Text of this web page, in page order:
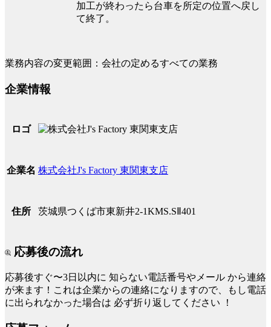
加工が終わったら台車を所定の位置へ戻し
て終了。
業務内容の変更範囲：会社の定めるすべての業務
企業情報
ロゴ
企業名 株式会社J's Factory 東関東支店
住所 茨城県つくば市東新井2‐1KMS.SⅡ401
応募後の流れ
応募後すぐ〜3日以内に 知らない電話番号やメール から連絡
が来ます！これは企業からの連絡になりますので、もし電話
に出られなかった場合は 必ず折り返してください ！